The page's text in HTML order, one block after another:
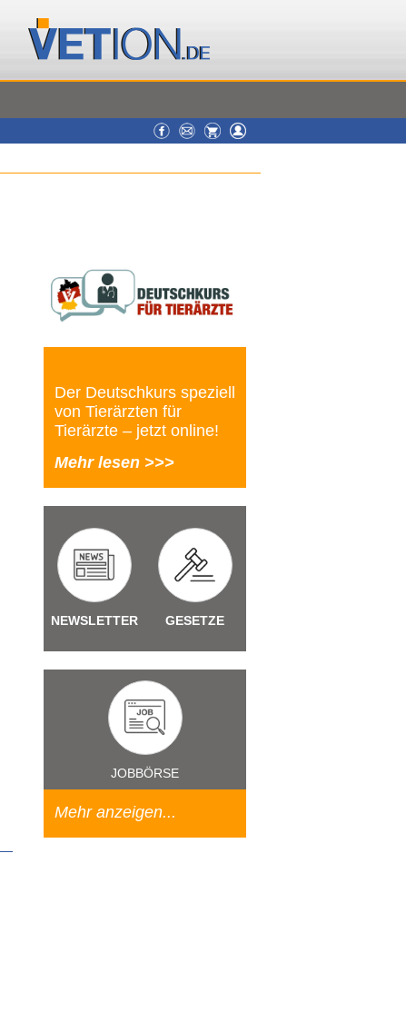
Der Deutschkurs speziell
von Tierärzten für
Tierärzte – jetzt online!
Mehr lesen >>>
NEWSLETTER GESETZE
JOBBÖRSE
Mehr anzeigen...